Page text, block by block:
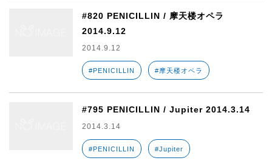
#820 PENICILLIN / 摩天楼オペラ
2014.9.12
2014.9.12
#PENICILLIN #摩天楼オペラ
#795 PENICILLIN / Jupiter 2014.3.14
2014.3.14
#PENICILLIN #Jupiter